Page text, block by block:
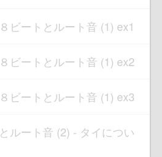
ビートとルート音 (1) ex1
ビートとルート音 (1) ex2
ビートとルート音 (1) ex3
ルート音 (2) - タイについ